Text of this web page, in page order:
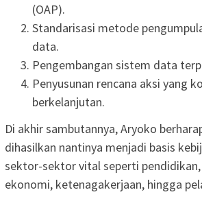
(OAP).
Standarisasi metode
data.
Pengembangan sistem data
Penyusunan rencana aksi yang
berkelanjutan.
Di akhir sambutannya, Aryoko
dihasilkan nantinya menjadi basis
sektor-sektor vital seperti
ekonomi, ketenagakerjaan, hingga